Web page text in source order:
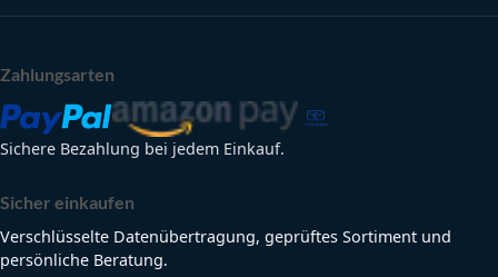
Zahlungsarten
Sichere Bezahlung bei jedem Einkauf.
Sicher einkaufen
Verschlüsselte Datenübertragung, geprüftes Sortiment und
persönliche Beratung.